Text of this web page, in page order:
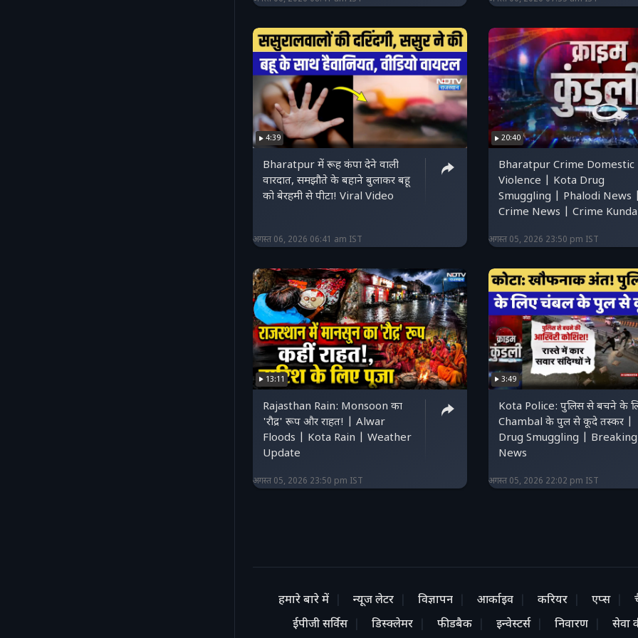
4:39
Bharatpur में रूह कंपा देने वाली
वारदात, समझौते के बहाने बुलाकर बहू
को बेरहमी से पीटा! Viral Video
अगस्त 06, 2026 06:41 am IST
20:40
Bharatpur Crime Domestic
Violence | Kota Drug
Smuggling | Phalodi News
Crime News | Crime
अगस्त 05, 2026 23:50 pm IST
13:11
Rajasthan Rain: Monsoon का
'रौद्र' रूप और राहत! | Alwar
Floods | Kota Rain | Weather
Update
अगस्त 05, 2026 23:50 pm IST
3:49
Kota Police: पुलिस से बचने के
Chambal के पुल से कूदे तस्कर |
Drug Smuggling | Breaking
News
अगस्त 05, 2026 22:02 pm IST
हमारे बारे में न्यूज लेटर विज्ञापन आर्काइव करियर एप्स
ईपीजी सर्विस
डिस्क्लेमर फीडबैक इन्वेस्टर्स निवारण सेवा